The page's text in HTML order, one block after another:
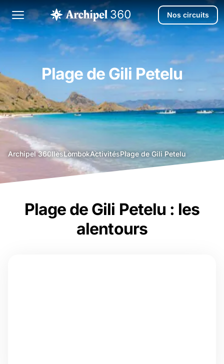
Nos circuits
Plage de Gili Petelu
Archipel 360agence
voyage
IlesLombokActivitésPlage de Gili Petelu
Plage de Gili Petelu : les
alentours